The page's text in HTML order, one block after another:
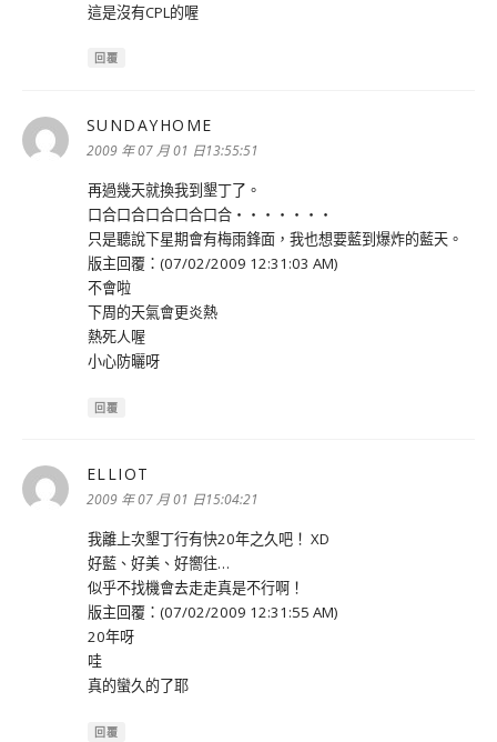
這是沒有CPL的喔
回覆
SUNDAYHOME
示:
2009 年 07 月 01 日13:55:51
再過幾天就換我到墾丁了。
口合口合口合口合口合‧‧‧‧‧‧‧
只是聽說下星期會有梅雨鋒面，我也想要藍到爆炸的藍天。
版主回覆：(07/02/2009 12:31:03 AM)
不會啦
下周的天氣會更炎熱
熱死人喔
小心防曬呀
回覆
ELLIOT
示:
2009 年 07 月 01 日15:04:21
我離上次墾丁行有快20年之久吧！ XD
好藍、好美、好嚮往…
似乎不找機會去走走真是不行啊！
版主回覆：(07/02/2009 12:31:55 AM)
20年呀
哇
真的蠻久的了耶
回覆